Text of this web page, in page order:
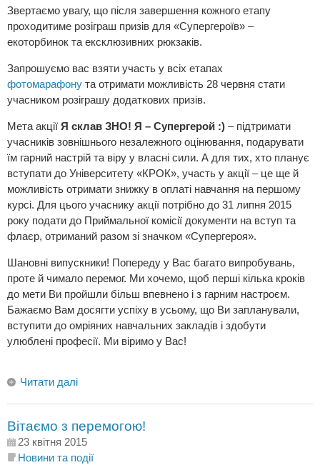
Звертаємо увагу, що після завершення кожного етапу
проходитиме розіграш призів для «Супергероїв» –
екоторбинок та ексклюзивних рюкзаків.
Запрошуємо вас взяти участь у всіх етапах
фотомарафону та отримати можливість 28 червня стати
учасником розіграшу додаткових призів.
Мета акції Я склав ЗНО! Я – Супергерой :) – підтримати
учасників зовнішнього незалежного оцінювання, подарувати
їм гарний настрій та віру у власні сили. А для тих, хто планує
вступати до Університету «КРОК», участь у акції – це ще й
можливість отримати знижку в оплаті навчання на першому
курсі. Для цього учаснику акції потрібно до 31 липня 2015
року подати до Приймальної комісії документи на вступ та
флаєр, отриманий разом зі значком «Супергероя».
Шановні випускники! Попереду у Вас багато випробувань,
проте й чимало перемог. Ми хочемо, щоб перші кілька кроків
до мети Ви пройшли більш впевнено і з гарним настроєм.
Бажаємо Вам досягти успіху в усьому, що Ви запланували,
вступити до омріяних навчальних закладів і здобути
улюблені професії. Ми віримо у Вас!
Читати далі
Вітаємо з перемогою!
23 квітня 2015
Новини та події